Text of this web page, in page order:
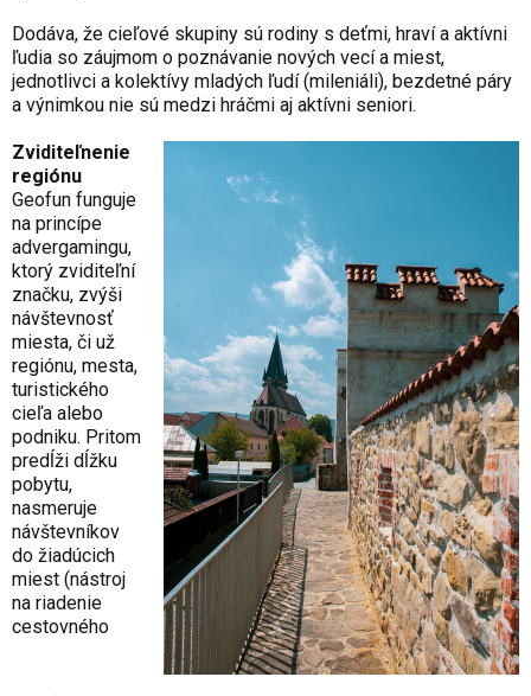
Dodáva, že cieľové skupiny sú rodiny s deťmi, hraví a aktívni
ľudia so záujmom o poznávanie nových vecí a miest,
jednotlivci a kolektívy mladých ľudí (mileniáli), bezdetné páry
a výnimkou nie sú medzi hráčmi aj aktívni seniori.
Zviditeľnenie
regiónu
Geofun funguje
na princípe
advergamingu,
ktorý zviditeľní
značku, zvýši
návštevnosť
miesta, či už
regiónu, mesta,
turistického
cieľa alebo
podniku. Pritom
predĺži dĺžku
pobytu,
nasmeruje
návštevníkov
do žiadúcich
miest (nástroj
na riadenie
cestovného